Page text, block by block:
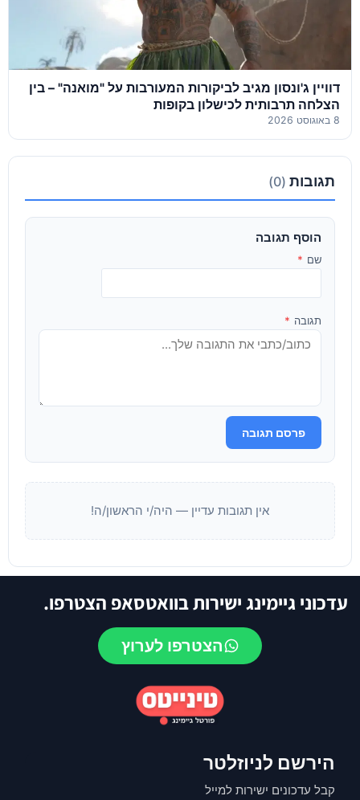
דוויין ג'ונסון מגיב לביקורות המעורבות על "מואנה" – בין
הצלחה תרבותית לכישלון בקופות
8 באוגוסט 2026
תגובות (0)
הוסף תגובה
שם *
תגובה *
פרסם תגובה
אין תגובות עדיין — היה/י הראשון/ה!
עדכוני גיימינג ישירות בוואטסאפ הצטרפו.
הצטרפו לערוץ
הירשם לניוזלטר
קבל עדכונים ישירות למייל